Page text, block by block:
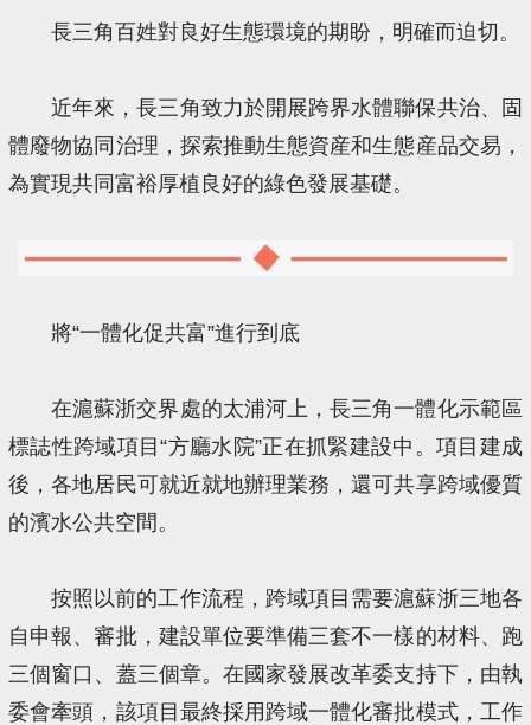
長三角百姓對良好生態環境的期盼，明確而迫切。
近年來，長三角致力於開展跨界水體聯保共治、固
體廢物協同治理，探索推動生態資産和生態産品交易，
為實現共同富裕厚植良好的綠色發展基礎。
將“一體化促共富”進行到底
在滬蘇浙交界處的太浦河上，長三角一體化示範區
標誌性跨域項目“方廳水院”正在抓緊建設中。項目建成
後，各地居民可就近就地辦理業務，還可共享跨域優質
的濱水公共空間。
按照以前的工作流程，跨域項目需要滬蘇浙三地各
自申報、審批，建設單位要準備三套不一樣的材料、跑
三個窗口、蓋三個章。在國家發展改革委支持下，由執
委會牽頭，該項目最終採用跨域一體化審批模式，工作